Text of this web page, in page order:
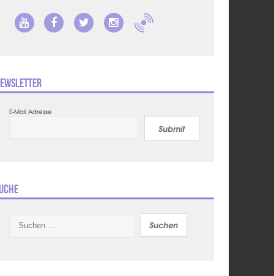
E-Mail Adresse
Submit
nach: